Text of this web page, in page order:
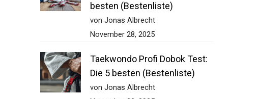
besten (Bestenliste)
von Jonas Albrecht
November 28, 2025
Taekwondo Profi Dobok Test:
Die 5 besten (Bestenliste)
von Jonas Albrecht